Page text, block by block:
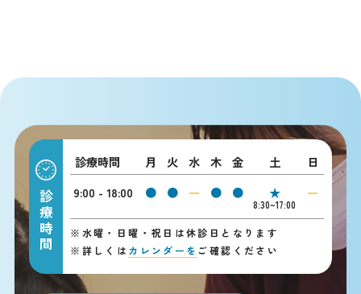
診療時間
診療時間 月 火 水 木 金 土
日
9:00 - 18:00
● ● ー ● ● ★
8:30~17:00
ー
※ 水曜・日曜・祝日は休診日となります
※ 詳しくは カレンダーを ご確認ください